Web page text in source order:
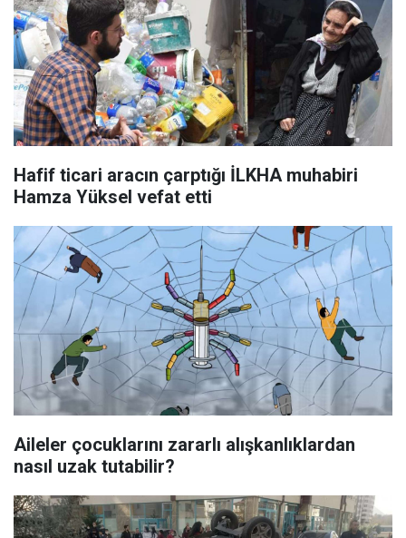
Hafif ticari aracın çarptığı İLKHA muhabiri
Hamza Yüksel vefat etti
Aileler çocuklarını zararlı alışkanlıklardan
nasıl uzak tutabilir?